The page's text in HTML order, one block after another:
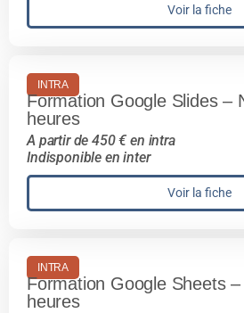
Voir la fiche
INTRA
Formation Google Slides –
heures
A partir de 450 € en intra
Indisponible en inter
Voir la fiche
INTRA
Formation Google Sheets
heures